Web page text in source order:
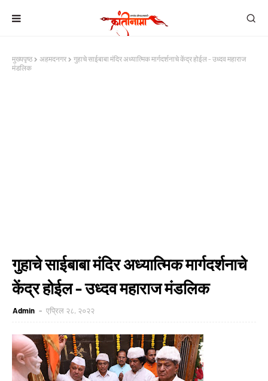
मुख्यपृष्ठ अहमदनगर
गुहाचे साईबाबा मंदिर अध्यात्मिक मार्गदर्शनाचे केंद्र होईल - उध्दव महाराज
मंडलिक
गुहाचे साईबाबा मंदिर अध्यात्मिक मार्गदर्शनाचे
केंद्र होईल - उध्दव महाराज मंडलिक
Admin एप्रिल २८, २०२२